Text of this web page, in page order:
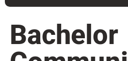
Bachelor